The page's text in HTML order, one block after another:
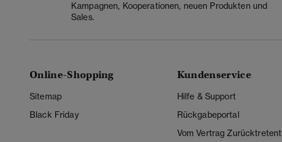
Kampagnen, Kooperationen, neuen Produkten und
Sales.
Online-Shopping
Sitemap
Black Friday
Kundenservice
Hilfe & Support
Rückgabeportal
Vom Vertrag Zurücktretent